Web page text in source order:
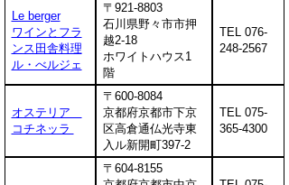
Le berger
ワインとフラ
ンス田舎料理
ル・べルジェ
〒921-8803
石川県野々市市押
越2-18
ホワイトハウス1
階
TEL 076-
248-2567
オステリア
コチネッラ
〒600-8084
京都府京都市下京
区高倉通仏光寺東
入ル新開町397-2
TEL 075-
365-4300
〒604-8155